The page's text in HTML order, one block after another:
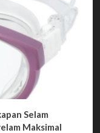
Selam
Maksimal